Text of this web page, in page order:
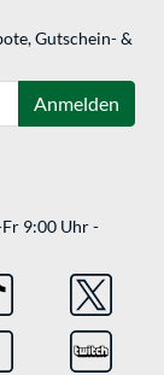
Gutschein- &
Anmelden
9:00 Uhr -